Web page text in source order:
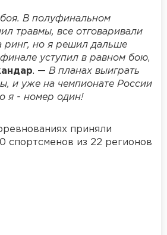
В полуфинальном
травмы, все отговаривали
ринг, но я решил дальше
уступил в равном бою,
. — В планах выиграть
и уже на чемпионате России
я - номер один!
приняли
спортсменов из 22 регионов